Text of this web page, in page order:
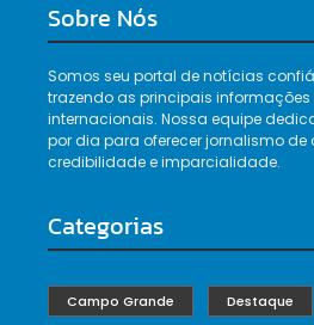
Sobre Nós
Somos seu portal de notícias
trazendo as principais
internacionais. Nossa equipe
por dia para oferecer jornalismo
credibilidade e imparcialidade.
Categorias
Campo Grande Destaque